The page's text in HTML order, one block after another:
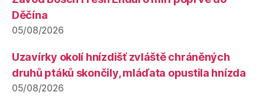
Děčína
05/08/2026
Uzavírky okolí hnízdišť zvláště chráněných
druhů ptáků skončily, mláďata opustila hnízda
05/08/2026